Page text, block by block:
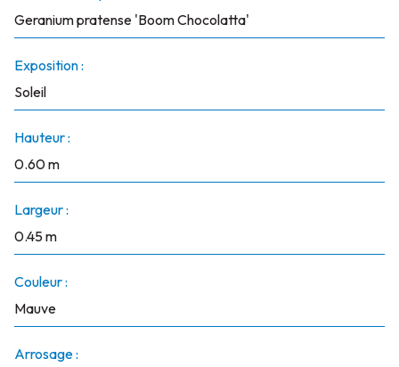
Geranium pratense 'Boom Chocolatta'
Exposition :
Soleil
Hauteur :
0.60 m
Largeur :
0.45 m
Couleur :
Mauve
Arrosage :